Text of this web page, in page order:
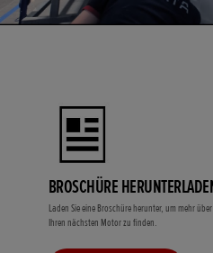
BROSCHÜRE
Laden Sie eine Broschüre herunter, um mehr
Ihren nächsten Motor zu finden.